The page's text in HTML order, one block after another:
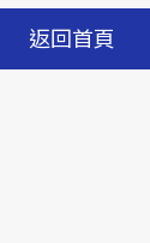
返回首頁